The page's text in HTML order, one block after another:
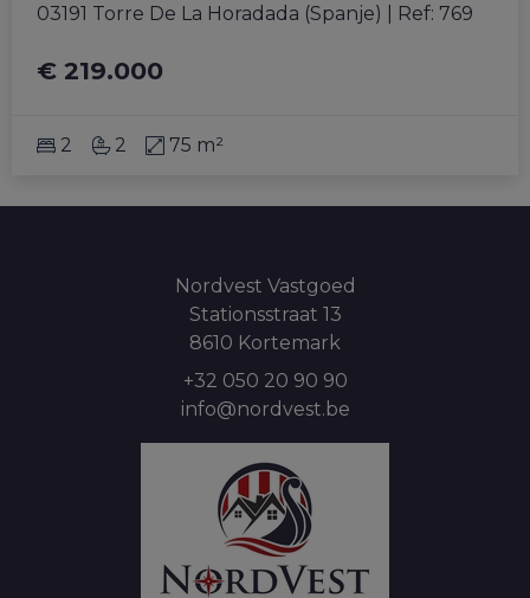
03191 Torre De La Horadada (Spanje) Ref: 769
€ 219.000
2 2 75 m²
Nordvest Vastgoed
Stationsstraat 13
8610 Kortemark
+32 050 20 90 90
info@nordvest.be